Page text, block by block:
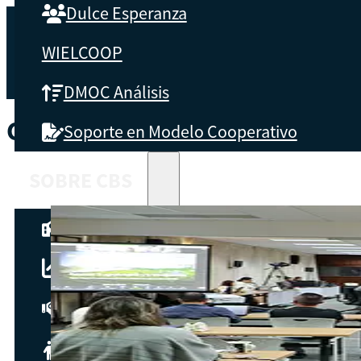
Dulce Esperanza
WIELCOOP
DMOC Análisis
Soporte en Modelo Cooperativo
Qué es CBS
Resultados clave
Testimonios
Instructores
pronto
CATEGORÍA:NOTICIAS